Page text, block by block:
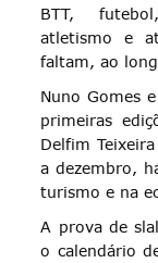
BTT,
atletismo e
faltam, ao
Nuno Gomes
primeiras
Delfim
a dezembro,
turismo e na
A prova de
o calendário